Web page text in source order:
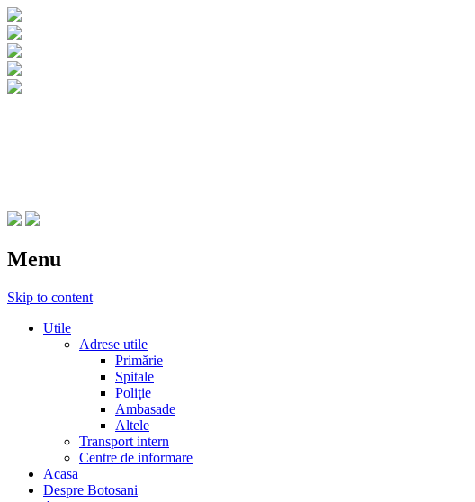
Menu
Skip to content
Utile
Adrese utile
Primărie
Spitale
Poliţie
Ambasade
Altele
Transport intern
Centre de informare
Acasa
Despre Botosani